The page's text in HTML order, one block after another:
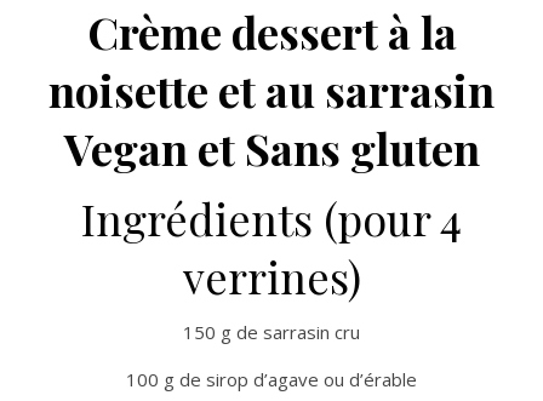
Crème dessert à la
noisette et au sarrasin
Vegan et Sans gluten
Ingrédients (pour 4
verrines)
150 g de sarrasin cru
100 g de sirop d’agave ou d’érable